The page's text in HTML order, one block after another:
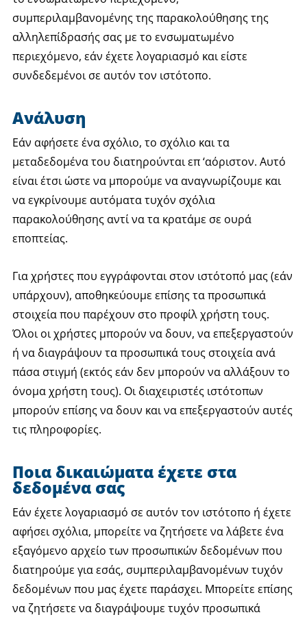
συμπεριλαμβανομένης της παρακολούθησης της
αλληλεπίδρασής σας με το ενσωματωμένο
περιεχόμενο, εάν έχετε λογαριασμό και είστε
συνδεδεμένοι σε αυτόν τον ιστότοπο.
Ανάλυση
Εάν αφήσετε ένα σχόλιο, το σχόλιο και τα
μεταδεδομένα του διατηρούνται επ ‘αόριστον. Αυτό
είναι έτσι ώστε να μπορούμε να αναγνωρίζουμε και
να εγκρίνουμε αυτόματα τυχόν σχόλια
παρακολούθησης αντί να τα κρατάμε σε ουρά
εποπτείας.
Για χρήστες που εγγράφονται στον ιστότοπό μας (εάν
υπάρχουν), αποθηκεύουμε επίσης τα προσωπικά
στοιχεία που παρέχουν στο προφίλ χρήστη τους.
Όλοι οι χρήστες μπορούν να δουν, να επεξεργαστούν
ή να διαγράψουν τα προσωπικά τους στοιχεία ανά
πάσα στιγμή (εκτός εάν δεν μπορούν να αλλάξουν το
όνομα χρήστη τους). Οι διαχειριστές ιστότοπων
μπορούν επίσης να δουν και να επεξεργαστούν αυτές
τις πληροφορίες.
Ποια δικαιώματα έχετε στα
δεδομένα σας
Εάν έχετε λογαριασμό σε αυτόν τον ιστότοπο ή έχετε
αφήσει σχόλια, μπορείτε να ζητήσετε να λάβετε ένα
εξαγόμενο αρχείο των προσωπικών δεδομένων που
διατηρούμε για εσάς, συμπεριλαμβανομένων τυχόν
δεδομένων που μας έχετε παράσχει. Μπορείτε επίσης
να ζητήσετε να διαγράψουμε τυχόν προσωπικά